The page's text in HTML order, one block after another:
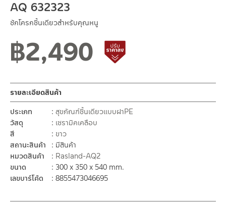
AQ 632323
ชักโครกชิ้นเดียวสำหรับคุณหนู
฿2,490
รายละเอียดสินค้า
ประเภท
สุขภัณฑ์ชิ้นเดียวแบบฝาPE
วัสดุ
เซรามิคเคลือบ
สี
ขาว
สถานะสินค้า
มีสินค้า
หมวดสินค้า
Rasland-AQ2
ขนาด
300 x 350 x 540 mm.
เลขบาร์โค้ด
8855473046695